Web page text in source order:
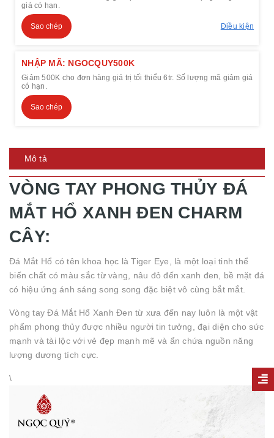
giá có hạn.
Sao chép Điều kiện
NHẬP MÃ: NGOCQUY500K
Giảm 500K cho đơn hàng giá trị tối thiểu 6tr. Số lượng mã giảm giá
có hạn.
Sao chép
Mô tả
VÒNG TAY PHONG THỦY ĐÁ
MẮT HỔ XANH ĐEN CHARM
CÂY:
Đá Mắt Hổ có tên khoa học là Tiger Eye, là một loại tinh thể
biến chất có màu sắc từ vàng, nâu đỏ đến xanh đen, bề mặt đá
có hiệu ứng ánh sáng song song đặc biệt vô cùng bắt mắt.
Vòng tay Đá Mắt Hổ Xanh Đen từ xưa đến nay luôn là một vật
phẩm phong thủy được nhiều người tin tưởng, đại diện cho sức
mạnh và tài lộc với vẻ đẹp mạnh mẽ và ẩn chứa nguồn năng
lượng dương tích cực.
\